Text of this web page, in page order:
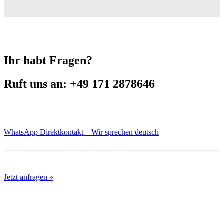
Ihr habt Fragen?
Ruft uns an: +49 171 2878646
WhatsApp Direktkontakt – Wir sprechen deutsch
Jetzt anfragen »